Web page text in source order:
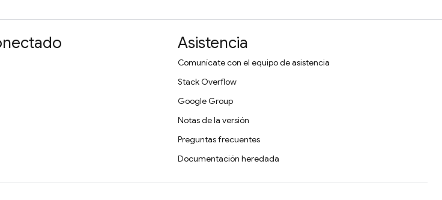
Asistencia
Comunícate con el equipo de asistencia
Stack Overflow
Google Group
Notas de la versión
Preguntas frecuentes
Documentación heredada